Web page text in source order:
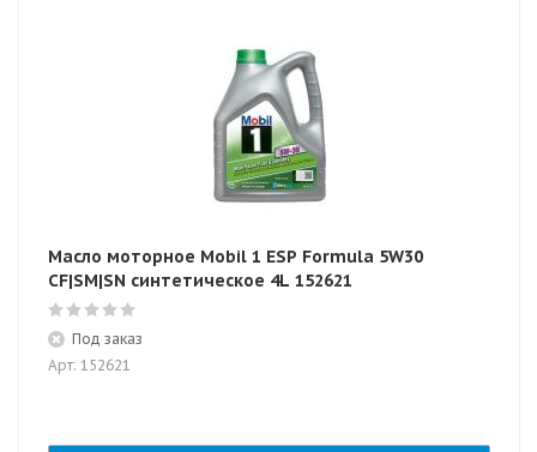
Масло моторное Mobil 1 ESP Formula 5W30
CF|SM|SN синтетическое 4L 152621
Под заказ
Арт: 152621